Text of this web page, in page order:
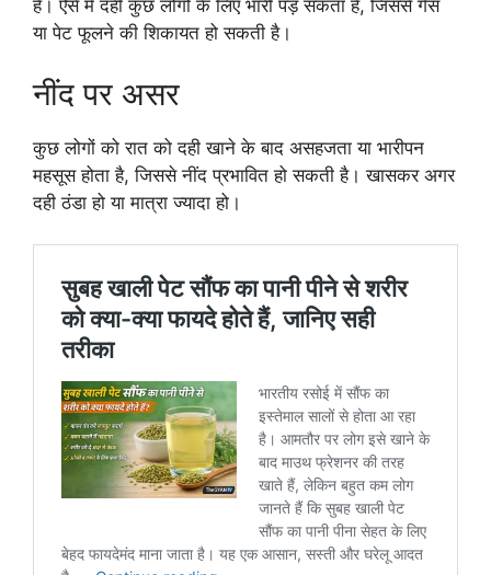
है। ऐसे में दही कुछ लोगों के लिए भारी पड़ सकता है, जिससे गैस
या पेट फूलने की शिकायत हो सकती है।
नींद पर असर
कुछ लोगों को रात को दही खाने के बाद असहजता या भारीपन
महसूस होता है, जिससे नींद प्रभावित हो सकती है। खासकर अगर
दही ठंडा हो या मात्रा ज्यादा हो।